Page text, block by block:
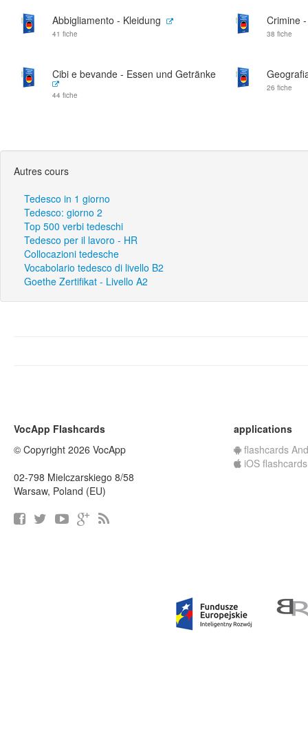
Abbigliamento - Kleidung
41 fiche
Crimine
38 fiche
Cibi e bevande - Essen und Getränke
44 fiche
26 fiche
Autres cours
Tedesco in 1 giorno
Tedesco: giorno 2
Top 500 verbi tedeschi
Tedesco per il lavoro - HR
Collocazioni tedesche
Vocabolario tedesco di livello B2
Goethe Zertifikat - Livello A2
VocApp Flashcards
© Copyright 2026 VocApp
02-798 Mielczarskiego 8/58
Warsaw, Poland (EU)
applications
flashcards
iOS flashcards